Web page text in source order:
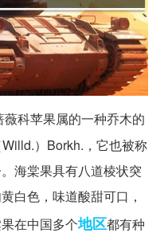
科苹果属的一种乔木的
）Borkh.，它也被称
海棠果具有八道棱状突
白色，味道酸甜可口，
在中国多个地区都有种